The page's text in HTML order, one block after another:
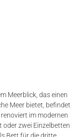
Meerblick, das einen
Meer bietet, befindet
im modernen
oder zwei Einzelbetten